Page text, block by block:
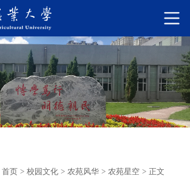
首页 > 校园文化 > 农苑风华 > 农苑星空 > 正文